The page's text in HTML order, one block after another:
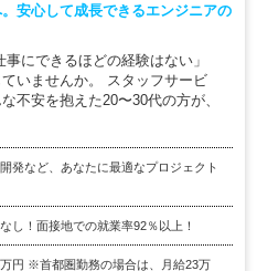
安心して成長できるエンジニアの
にできるほどの経験はない」
いませんか。 スタッフサービ
不安を抱えた20〜30代の方が、
発など、あなたに最適なプロジェクト
し！面接地での就業率92％以上！
円 ※首都圏勤務の場合は、月給23万